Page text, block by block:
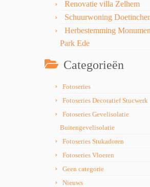
Renovatie villa Zelhem
Schuurwoning
Herbestemming
Park Ede
Categorieën
Fotoseries
Fotoseries Decoratief Stucwerk
Fotoseries Gevelisolatie
Buitengevelisolatie
Fotoseries Stukadoren
Fotoseries Vloeren
Geen categorie
Nieuws